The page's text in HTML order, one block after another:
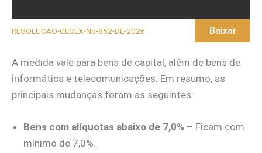
RESOLUCAO-GECEX-No-852-DE-2026 Baixar
A medida vale para bens de capital, além de bens de
informática e telecomunicações. Em resumo, as
principais mudanças foram as seguintes:
Bens com alíquotas abaixo de 7,0% – Ficam com
mínimo de 7,0%.